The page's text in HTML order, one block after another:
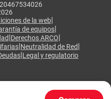
de la web|
de equipos|
|Derechos ARCO|
|Neutralidad de Red|
|Legal y regulatorio